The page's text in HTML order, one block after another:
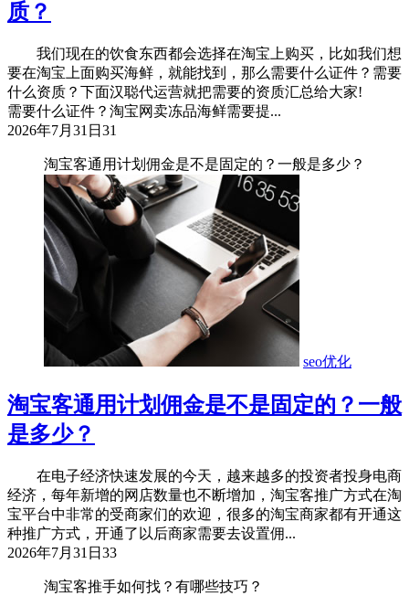
质？
我们现在的饮食东西都会选择在淘宝上购买，比如我们想
要在淘宝上面购买海鲜，就能找到，那么需要什么证件？需要
什么资质？下面汉聪代运营就把需要的资质汇总给大家!
需要什么证件？淘宝网卖冻品海鲜需要提...
2026年7月31日 31
淘宝客通用计划佣金是不是固定的？一般是多少？
seo优化
淘宝客通用计划佣金是不是固定的？一般
是多少？
在电子经济快速发展的今天，越来越多的投资者投身电商
经济，每年新增的网店数量也不断增加，淘宝客推广方式在淘
宝平台中非常的受商家们的欢迎，很多的淘宝商家都有开通这
种推广方式，开通了以后商家需要去设置佣...
2026年7月31日 33
淘宝客推手如何找？有哪些技巧？